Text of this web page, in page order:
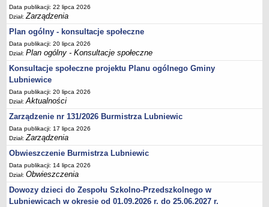
Sprzedaż nieruchomości
Zapytania ofertowe
Plan zamówień publicznych
PRAWO LOKALNE
Statut
Uchwały Rady Miejskiej
Zarządzenia Burmistrza
Ogłoszenia Burmistrza
Opłaty i podatki
Zagospodarowanie przestrzenne
Programy i inne zamierzenia
Taryfy dla zbiorowego zaopatrzenia w wodę i zbiorowego
odprowadzania ścieków
Raport o stanie gminy Lubniewice
Data publikacji: 22 lipca 2026
Dział:Zarządzenia
Plan ogólny - konsultacje społeczne
Data publikacji: 20 lipca 2026
Dział:Plan ogólny - Konsultacje społeczne
Konsultacje społeczne projektu Planu ogólnego Gminy
Lubniewice
Data publikacji: 20 lipca 2026
Dział:Aktualności
Zarządzenie nr 131/2026 Burmistrza Lubniewic
Data publikacji: 17 lipca 2026
Dział:Zarządzenia
Obwieszczenie Burmistrza Lubniewic
Data publikacji: 14 lipca 2026
Dział:Obwieszczenia
Dowozy dzieci do Zespołu Szkolno-Przedszkolnego w
Lubniewicach w okresie od 01.09.2026 r. do 25.06.2027 r.